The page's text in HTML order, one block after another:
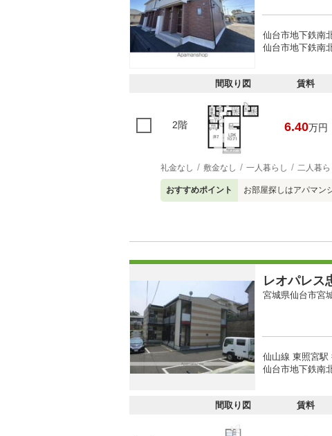
仙台市地下鉄南
仙台市地下鉄南
間取り図 賃料
2階 6.40万円
礼金なし 敷金なし 一人暮らし 二人暮ら
おすすめポイント お部屋探しはアパマン
レオパレス
宮城県仙台市宮
仙山線 東照宮駅
仙台市地下鉄南
間取り図 賃料